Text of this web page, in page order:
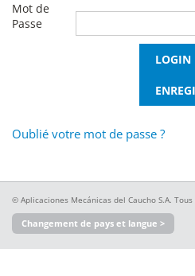
Mot de
Passe
Oublié votre mot de passe ?
© Aplicaciones Mecánicas del Caucho S.A.
Changement de pays et langue >